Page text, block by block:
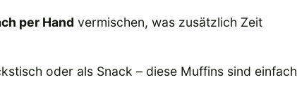
per Hand vermischen, was zusätzlich Zeit
oder als Snack – diese Muffins sind einfach